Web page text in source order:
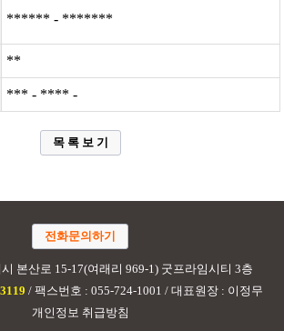
****** - *******
**
*** - **** -
목 록 보 기
전화문의하기
본산로 15-17(여래리 969-1) 굿프라임시티 3층
/ 팩스번호 : 055-724-1001 / 대표원장 : 이정무
개인정보 취급방침